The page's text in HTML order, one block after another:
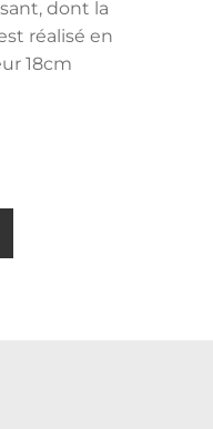
dont la
réalisé en
18cm